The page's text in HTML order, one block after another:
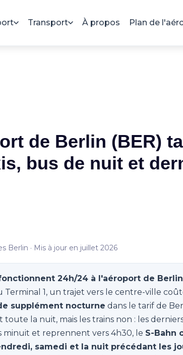
Transport À propos Plan de
de Berlin (BER)
bus de nuit et
Berlin · Mis à jour en juillet 2026
24h/24 à l'aéroport de Berlin
1, un trajet vers le centre-ville
supplément nocturne dans le tarif de
la nuit, mais les trains non : les
minuit et reprennent vers 4h30, le S-Bahn
samedi et la nuit précédant les